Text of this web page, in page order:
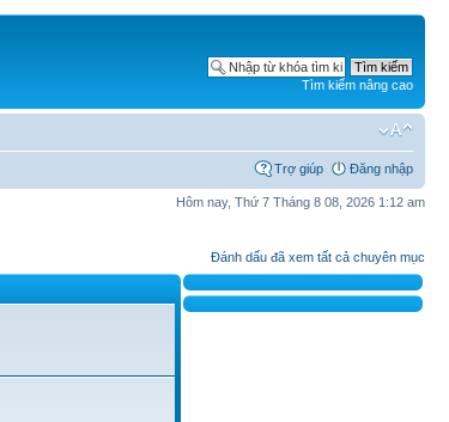
Tìm kiếm nâng cao
Trợ giúp Đăng nhập
Hôm nay, Thứ 7 Tháng 8 08, 2026 1:12 am
Đánh dấu đã xem tất cả chuyên mục